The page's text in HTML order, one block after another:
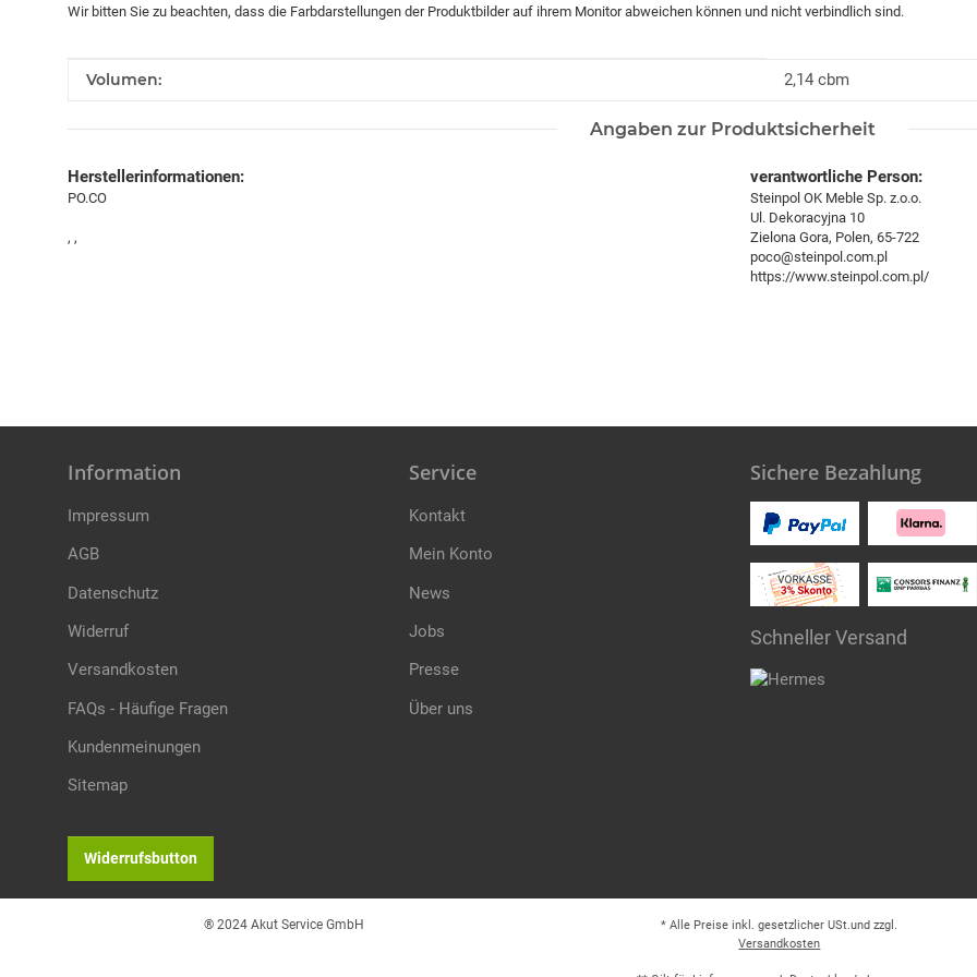
Wir bitten Sie zu beachten, dass die Farbdarstellungen der Produktbilder auf ihrem Monitor abweichen können und nicht verbindlich sind.
Produkteigenschaft
Wert
Volumen: 2,14 cbm
Angaben zur Produktsicherheit
Herstellerinformationen:
PO.CO
, ,
verantwortliche Person:
Steinpol OK Meble Sp. z.o.o.
Ul. Dekoracyjna 10
Zielona Gora, Polen, 65-722
poco@steinpol.com.pl
https://www.steinpol.com.pl/
Information
Impressum
AGB
Datenschutz
Widerruf
Versandkosten
FAQs - Häufige Fragen
Kundenmeinungen
Sitemap
Service
Kontakt
Mein Konto
News
Jobs
Presse
Über uns
Sichere Bezahlung
Schneller Versand
Widerrufsbutton
® 2024 Akut Service GmbH
* Alle Preise inkl. gesetzlicher USt.und zzgl.
Versandkosten